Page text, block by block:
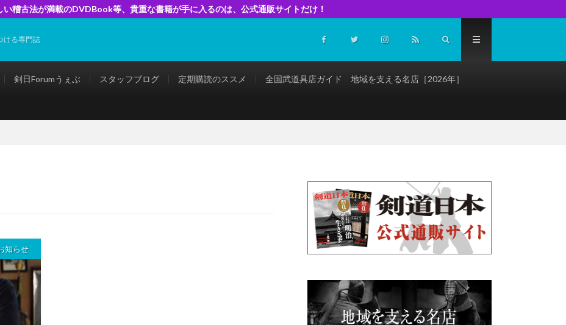
い稽古法が満載のDVDBook等、貴重な書籍が手に入るのは、公式通販サイトだけ！
ける専門誌
剣日Forumうぇぶ スタッフブログ 定期購読のススメ 全国武道具店ガイド 地域を支える名店［2026年］
知らせ